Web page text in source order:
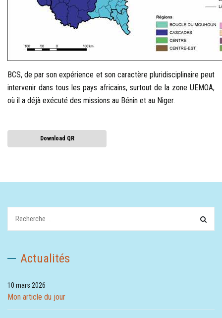
BCS, de par son expérience et son caractère pluridisciplinaire peut
intervenir dans tous les pays africains, surtout de la zone UEMOA,
où il a déjà exécuté des missions au Bénin et au Niger.
Download QR
Actualités
10 mars 2026
Mon article du jour